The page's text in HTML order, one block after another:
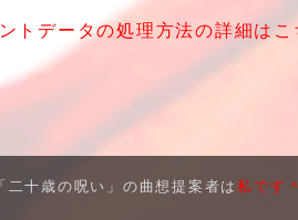
トデータの処理方法の詳細はこ
十歳の呪い」の曲想提案者は私です